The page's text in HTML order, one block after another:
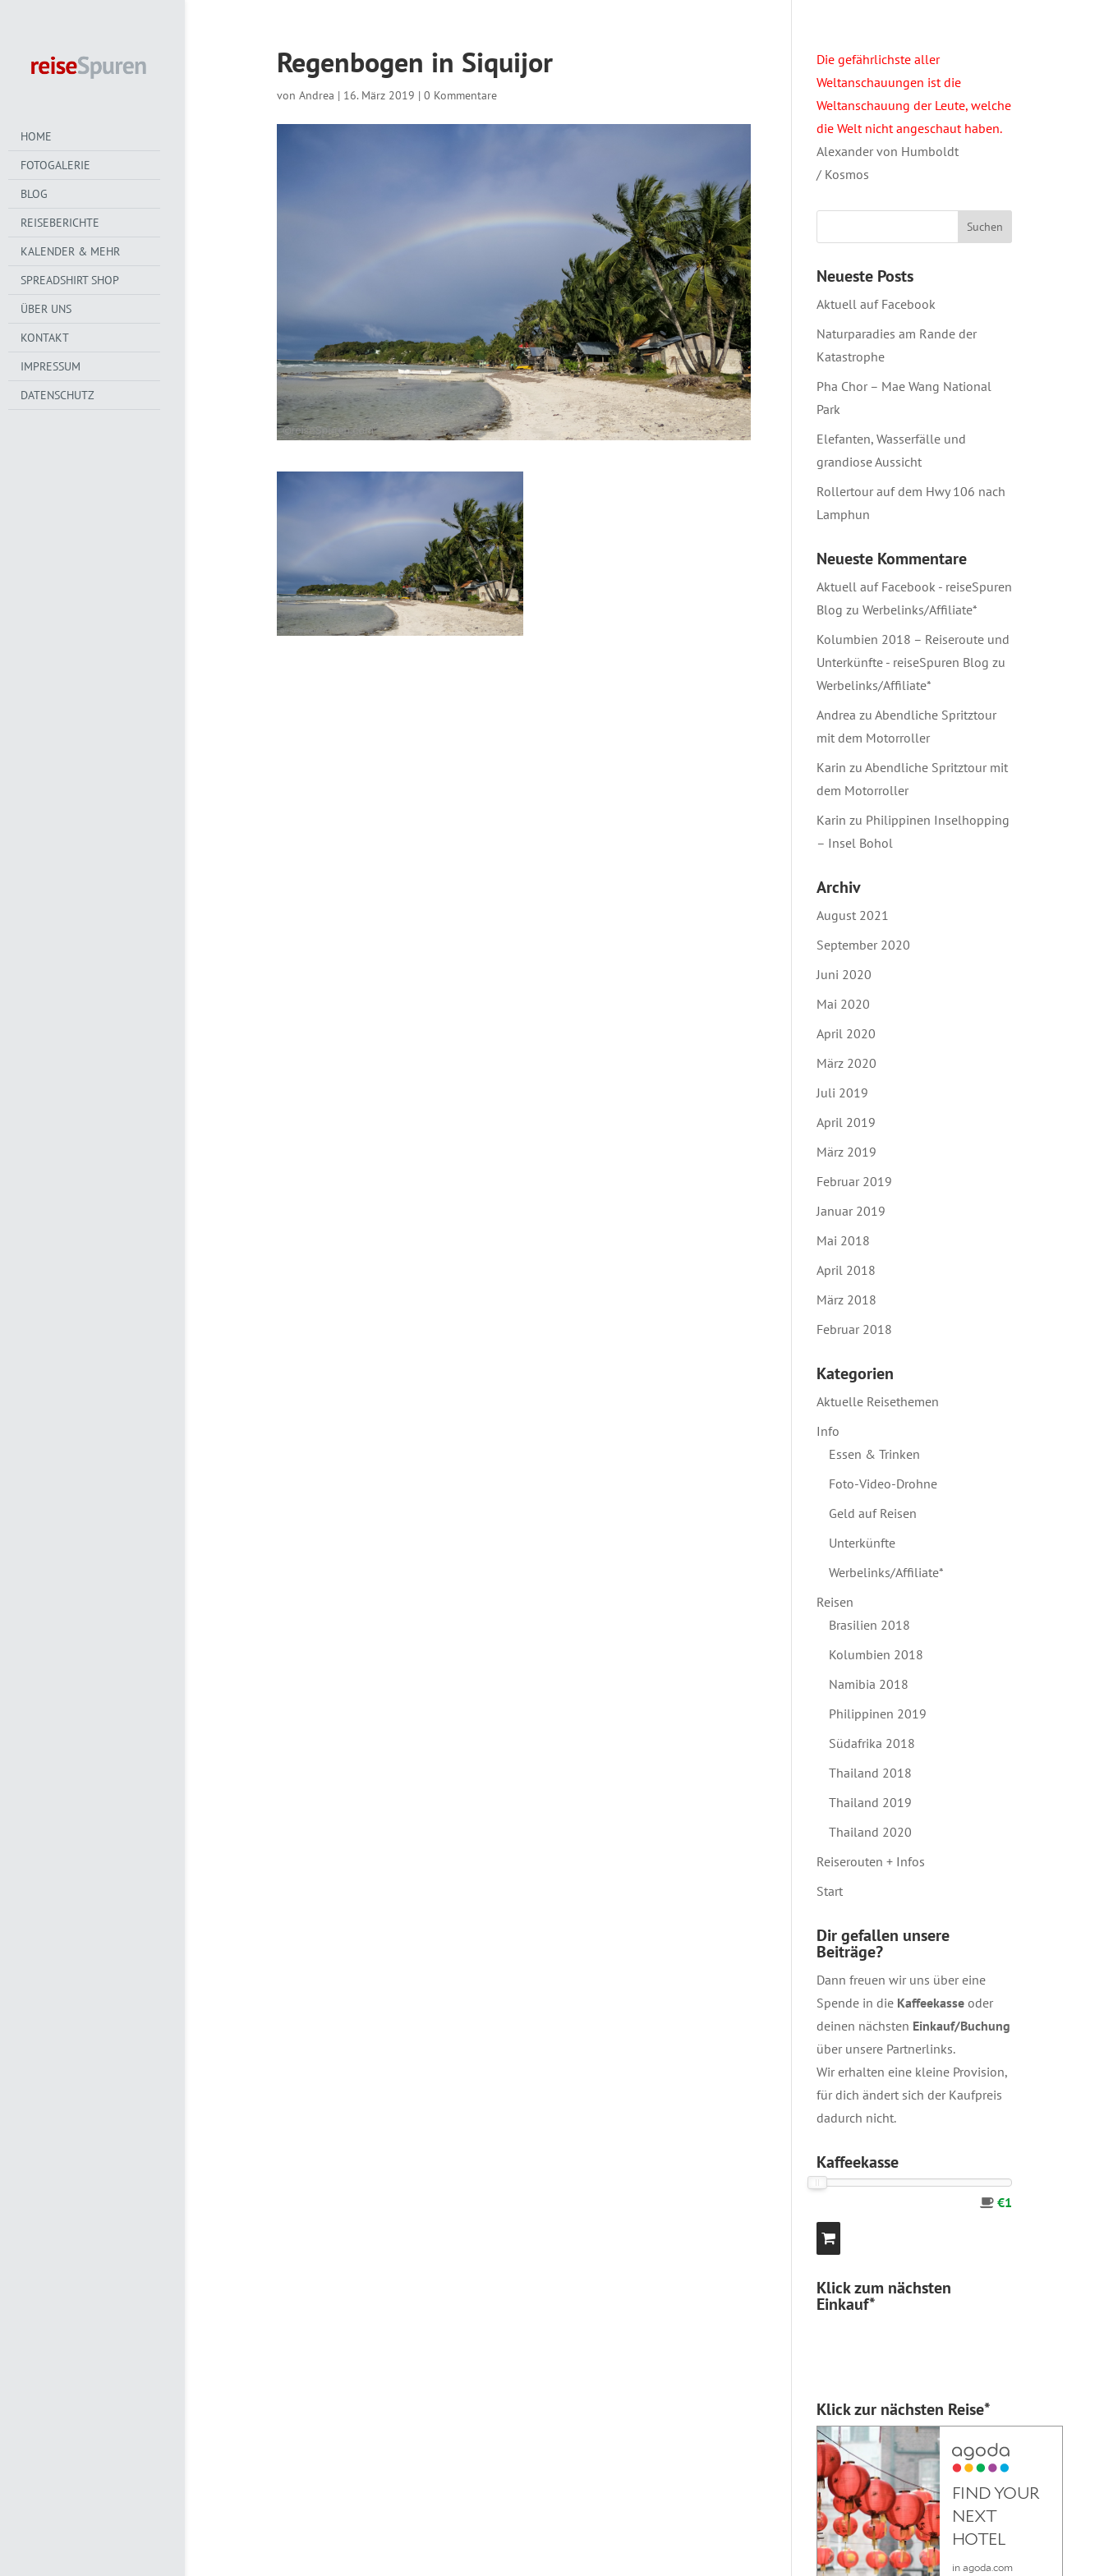
HOME
FOTOGALERIE
BLOG
REISEBERICHTE
KALENDER & MEHR
SPREADSHIRT SHOP
ÜBER UNS
KONTAKT
IMPRESSUM
DATENSCHUTZ
Regenbogen in Siquijor
von Andrea | 16. März 2019 | 0 Kommentare
Die gefährlichste aller
Weltanschauungen ist die
Weltanschauung der Leute, welche
die Welt nicht angeschaut haben.
Alexander von Humboldt
/ Kosmos
Neueste Posts
Aktuell auf Facebook
Naturparadies am Rande der
Katastrophe
Pha Chor – Mae Wang National
Park
Elefanten, Wasserfälle und
grandiose Aussicht
Rollertour auf dem Hwy 106 nach
Lamphun
Neueste Kommentare
Aktuell auf Facebook - reiseSpuren
Blog zu Werbelinks/Affiliate*
Kolumbien 2018 – Reiseroute und
Unterkünfte - reiseSpuren Blog zu
Werbelinks/Affiliate*
Andrea zu Abendliche Spritztour
mit dem Motorroller
Karin zu Abendliche Spritztour mit
dem Motorroller
Karin zu Philippinen Inselhopping
– Insel Bohol
Archiv
August 2021
September 2020
Juni 2020
Mai 2020
April 2020
März 2020
Juli 2019
April 2019
März 2019
Februar 2019
Januar 2019
Mai 2018
April 2018
März 2018
Februar 2018
Kategorien
Aktuelle Reisethemen
Info
Essen & Trinken
Foto-Video-Drohne
Geld auf Reisen
Unterkünfte
Werbelinks/Affiliate*
Reisen
Brasilien 2018
Kolumbien 2018
Namibia 2018
Philippinen 2019
Südafrika 2018
Thailand 2018
Thailand 2019
Thailand 2020
Reiserouten + Infos
Start
Dir gefallen unsere
Beiträge?
Dann freuen wir uns über eine
Spende in die Kaffeekasseoder
deinen nächsten Einkauf/Buchung
über unsere Partnerlinks.
Wir erhalten eine kleine Provision,
für dich ändert sich der Kaufpreis
dadurch nicht.
Kaffeekasse
€1
Klick zum nächsten
Einkauf*
Klick zur nächsten Reise*